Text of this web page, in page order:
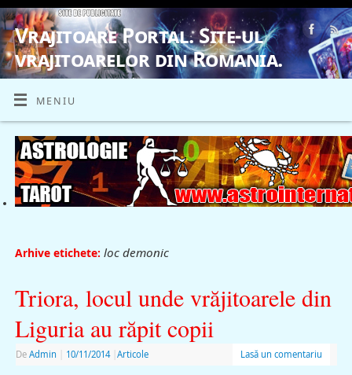
Vrajitoare Portal. Site-ul
vrajitoarelor din Romania.
VRAJITOARE, VRAJITOARELE, VRAJITOARE
MENIU
Arhive etichete: loc demonic
Triora, locul unde vrăjitoarele din
Liguria au răpit copii
De Admin 10/11/2014 Articole Lasă un comentariu